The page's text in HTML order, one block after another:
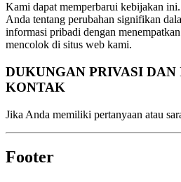
Kami dapat memperbarui kebijakan
Anda tentang perubahan signifikan
informasi pribadi dengan
mencolok di situs web kami.
DUKUNGAN PRIVASI
KONTAK
Jika Anda memiliki pertanyaan atau
Footer